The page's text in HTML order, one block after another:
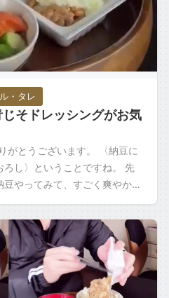
・タレ
そドレッシングがお気
とうございます。 〈納豆に
し〉ということですね。 先
やってみて、すごく爽やかで